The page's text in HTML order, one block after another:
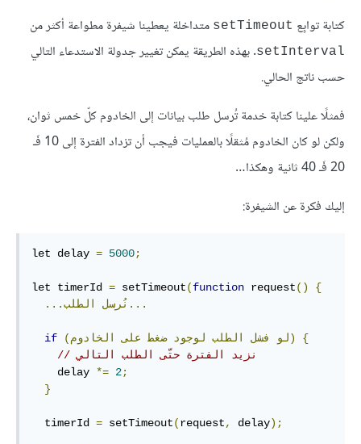
كتابة توابِع ‎setTimeout‎ متداخلة يعطينا شيفرة مطواعة أكثر من
‎setInterval‎. بهذه الطريقة يمكن تغيير جدولة الاستدعاء التالي
حسب ناتج الحالي.
فمثلًا علينا كتابة خدمة تُرسل طلب بيانات إلى الخادوم كلّ خمس ثوان،
ولكن لو كان الخادوم مُثقلًا بالعمليات فيجب أن تزداد الفترة إلى 10 فَـ
20 فَـ 40 ثانية وهكذا…
إليك فكرة عن الشيفرة:
let delay = 5000;
let timerId = setTimeout(function request()
{
...نُرسل الطلب...
if (لو فشل الطلب لوجود ضغط على الخادوم)
{
// نزيد الفترة حتّى الطلب التالي
    delay
*= 2;
}
  timerId
= setTimeout(request, delay);